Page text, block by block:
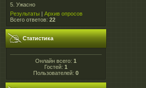
5. Ужасно
Результаты | Архив опросов
Всего ответов: 22
Статистика
Онлайн всего: 1
Гостей: 1
Пользователей: 0